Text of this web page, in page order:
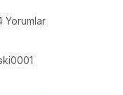
Yorumlar